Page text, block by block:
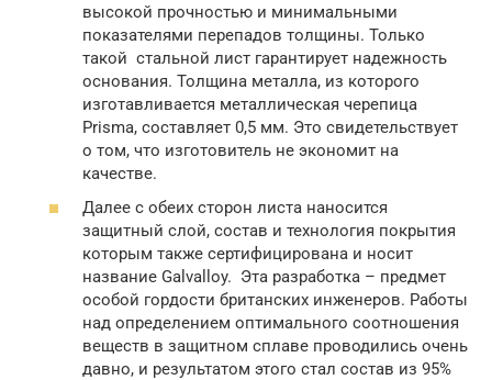
высокой прочностью и минимальными
показателями перепадов толщины. Только
такой стальной лист гарантирует надежность
основания. Толщина металла, из которого
изготавливается металлическая черепица
Prisma, составляет 0,5 мм. Это свидетельствует
о том, что изготовитель не экономит на
качестве.
Далее с обеих сторон листа наносится
защитный слой, состав и технология покрытия
которым также сертифицирована и носит
название Galvalloy. Эта разработка – предмет
особой гордости британских инженеров. Работы
над определением оптимального соотношения
веществ в защитном сплаве проводились очень
давно, и результатом этого стал состав из 95%